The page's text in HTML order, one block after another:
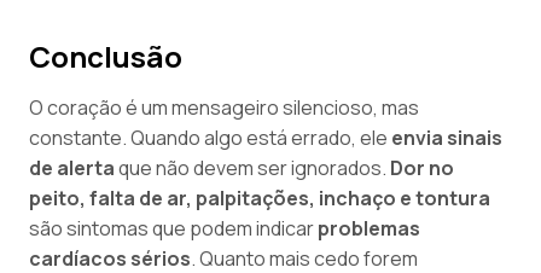
Conclusão
O coração é um mensageiro silencioso, mas
constante. Quando algo está errado, ele envia sinais
de alertaque não devem ser ignorados. Dor no
peito, falta de ar, palpitações, inchaço e tontura
são sintomas que podem indicarproblemas
cardíacos sérios. Quanto mais cedo forem